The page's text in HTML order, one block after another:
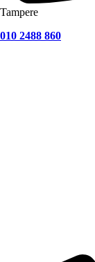
Tampere
010 2488 860